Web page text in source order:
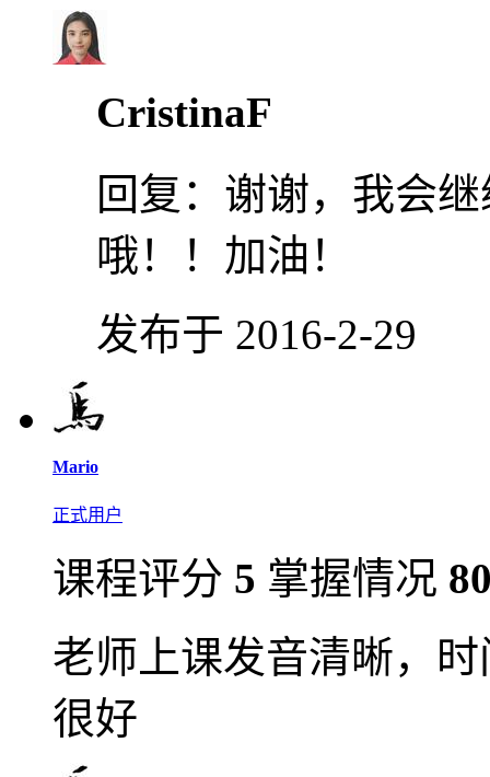
CristinaF
回复： 谢谢，我会
哦！！加油！
发布于 2016-2-29
Mario
正式用户
课程评分 5 掌握情况
老师上课发音清晰，
很好